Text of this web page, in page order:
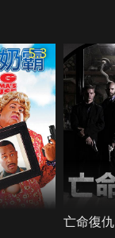
5.3
亡命復仇